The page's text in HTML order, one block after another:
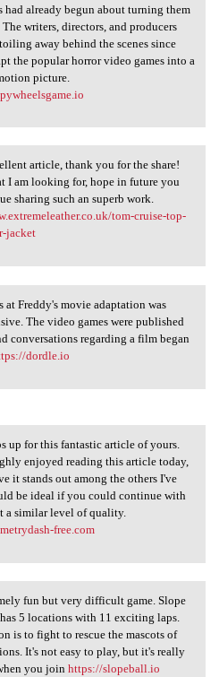
had already begun about turning them
writers, directors, and producers
away behind the scenes since
the popular horror video games into a
picture.
article,
article, thank you for the share!
I am looking for, hope in future you
sharing such an superb work.
tom-cruise-top-
jacket
at Freddy's movie
at Freddy's movie adaptation was
The video games were published
conversations regarding a film began
dordle.io
up for this
up for this fantastic article of yours.
enjoyed reading this article today,
it stands out among the others I've
be ideal if you could continue with
a similar level of quality.
free.com
fun but very
fun but very difficult game. Slope
5 locations with 11 exciting laps.
is to fight to rescue the mascots of
It's not easy to play, but it's really
you join https://slopeball.io